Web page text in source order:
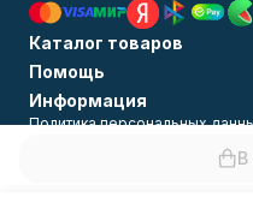
В
Каталог товаров
Помощь
Информация
Политика персональных